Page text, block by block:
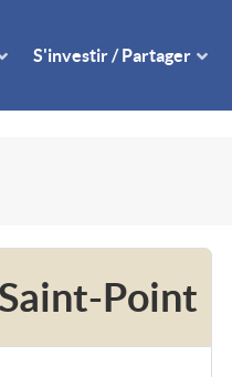
S'investir / Partager
Point